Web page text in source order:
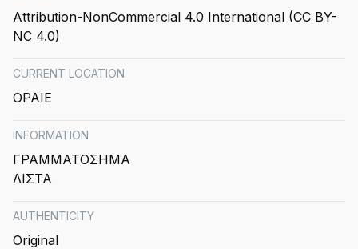
Attribution-NonCommercial 4.0 International (CC BY-
NC 4.0)
CURRENT LOCATION
OPAIE
INFORMATION
ΓΡΑΜΜΑΤΟΣΗΜΑ
ΛΙΣΤΑ
AUTHENTICITY
Original